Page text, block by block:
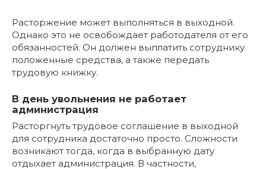
Расторжение может выполняться в выходной.
Однако это не освобождает работодателя от его
обязанностей. Он должен выплатить сотруднику
положенные средства, а также передать
трудовую книжку.
В день увольнения не работает
администрация
Расторгнуть трудовое соглашение в выходной
для сотрудника достаточно просто. Сложности
возникают тогда, когда в выбранную дату
отдыхает администрация. В частности,